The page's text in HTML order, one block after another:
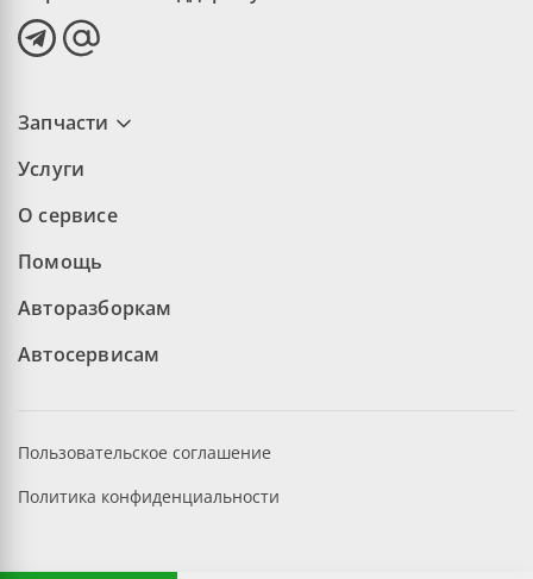
Запчасти
Услуги
О сервисе
Помощь
Авторазборкам
Автосервисам
Пользовательское соглашение
Политика конфиденциальности